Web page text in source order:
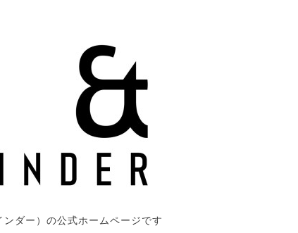
ダー）の公式ホームページです